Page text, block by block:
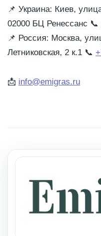
📌 Украина: Киев,
02000 БЦ Ренессанс 📞
📌 Россия: Москва,
Летниковская, 2 к.1 📞
📩 info@emigras.ru